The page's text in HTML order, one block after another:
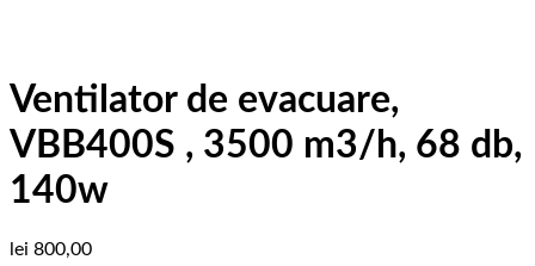
Ventilator de evacuare,
VBB400S , 3500 m3/h, 68 db,
140w
lei 800,00